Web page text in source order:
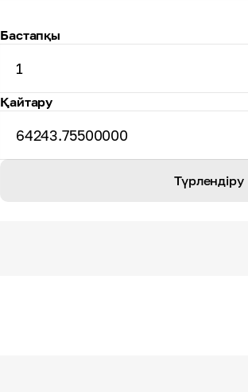
Бастапқы
1
Қайтару
64243.75500000
Түрлендіру